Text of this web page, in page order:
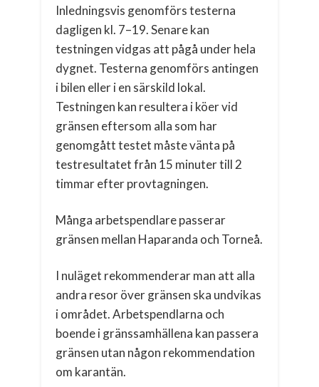
Inledningsvis genomförs testerna
dagligen kl. 7–19. Senare kan
testningen vidgas att pågå under hela
dygnet. Testerna genomförs antingen
i bilen eller i en särskild lokal.
Testningen kan resultera i köer vid
gränsen eftersom alla som har
genomgått testet måste vänta på
testresultatet från 15 minuter till 2
timmar efter provtagningen.
Många arbetspendlare passerar
gränsen mellan Haparanda och Torneå.
I nuläget rekommenderar man att alla
andra resor över gränsen ska undvikas
i området. Arbetspendlarna och
boende i gränssamhällena kan passera
gränsen utan någon rekommendation
om karantän.